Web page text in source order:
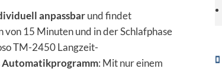
anpassbarund findet
15 Minuten und in der Schlafphase
TM-2450 Langzeit-
: Mit nur einem